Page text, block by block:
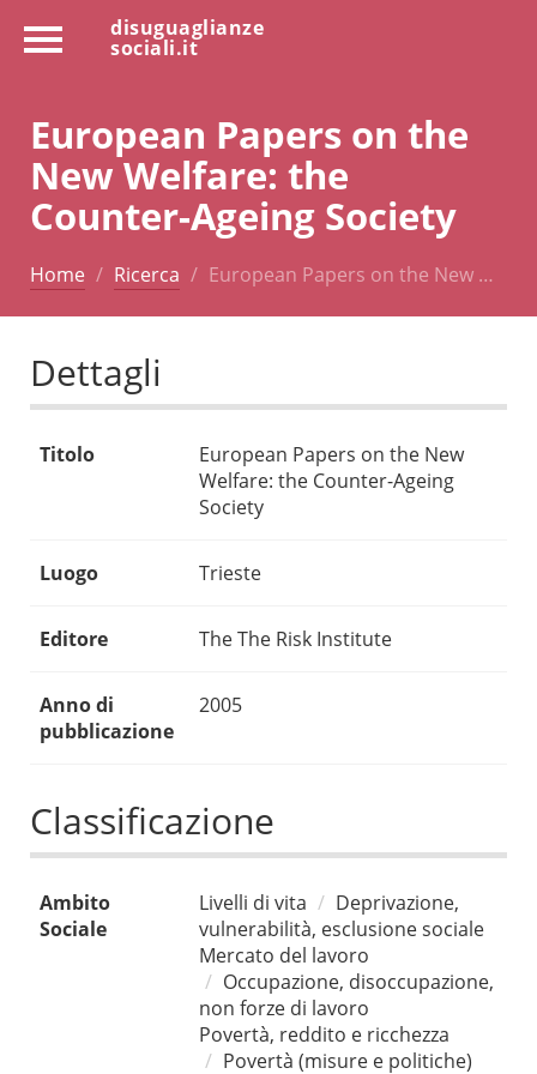
disuguaglianze
sociali.it
European Papers on the
New Welfare: the
Counter-Ageing Society
Home Ricerca European Papers on the New …
Dettagli
Titolo
European Papers on the New
Welfare: the Counter-Ageing
Society
Luogo Trieste
Editore The The Risk Institute
Anno di
pubblicazione
2005
Classificazione
Ambito
Sociale
Livelli di vita
Deprivazione,
vulnerabilità, esclusione sociale
Mercato del lavoro
Occupazione, disoccupazione,
non forze di lavoro
Povertà, reddito e ricchezza
Povertà (misure e politiche)